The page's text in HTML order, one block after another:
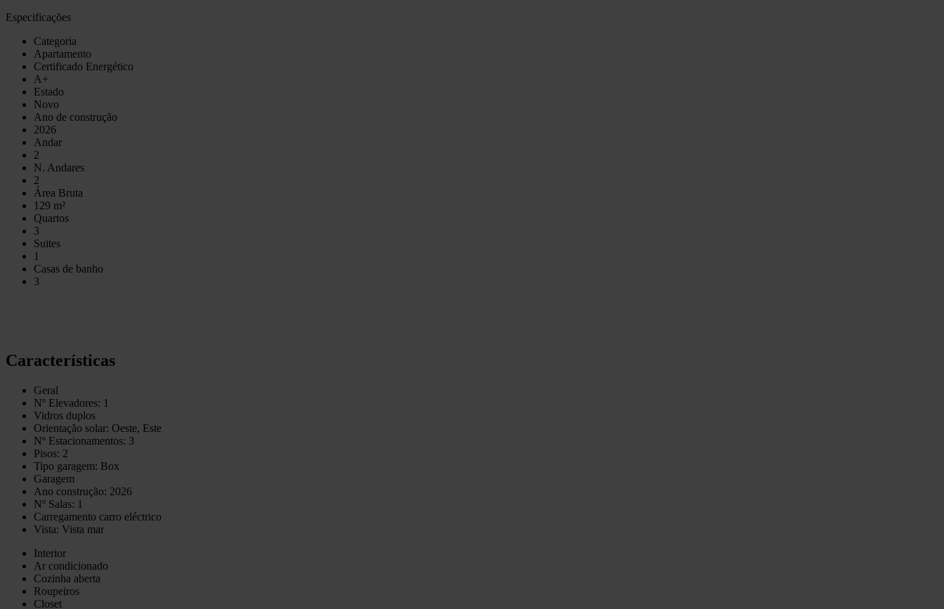
Especificações
Categoria
Apartamento
Certificado Energético
A+
Estado
Novo
Ano de construção
2026
Andar
2
N. Andares
2
Área Bruta
129 m²
Quartos
3
Suites
1
Casas de banho
3
Características
Geral
Nº Elevadores: 1
Vidros duplos
Orientação solar: Oeste, Este
Nº Estacionamentos: 3
Pisos: 2
Tipo garagem: Box
Garagem
Ano construção: 2026
Nº Salas: 1
Carregamento carro eléctrico
Vista: Vista mar
Interior
Ar condicionado
Cozinha aberta
Roupeiros
Closet